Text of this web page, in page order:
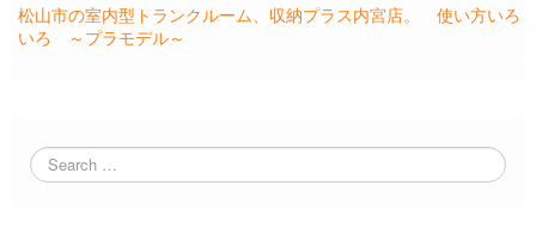
松山市の室内型トランクルーム、収納プラス内宮店。 使い方いろ
いろ ～プラモデル～